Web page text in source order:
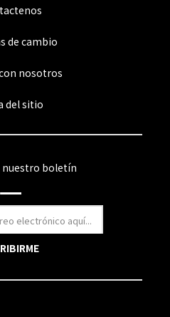
de cambio
nosotros
del sitio
nuestro boletín